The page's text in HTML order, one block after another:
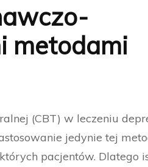
metodami
(CBT) w leczeniu
jedynie tej
pacjentów. Dlatego